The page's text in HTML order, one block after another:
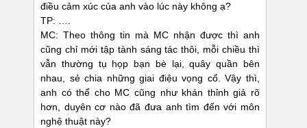
điều cảm xúc của anh vào lúc này không ạ?
TP: ….
MC: Theo thông tin mà MC nhận được thì anh
cũng chỉ mới tập tành sáng tác thôi, mỗi chiều thì
vẫn thường tụ họp bạn bè lại, quây quần bên
nhau, sẻ chia những giai điệu vọng cổ. Vậy thì,
anh có thể cho MC cũng như khán thỉnh giả rõ
hơn, duyên cơ nào đã đưa anh tìm đến với môn
nghệ thuật này?